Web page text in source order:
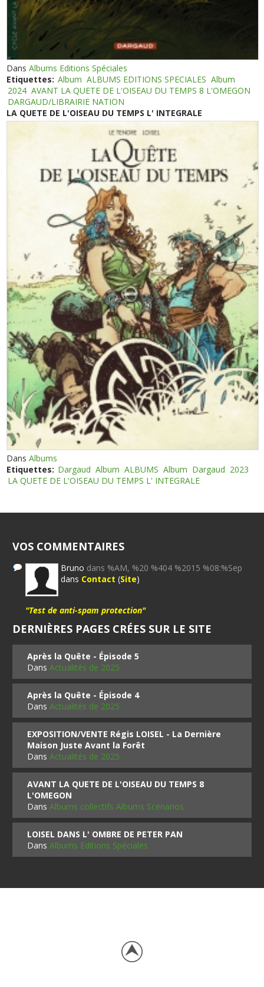
DansAlbums Editions Spéciales
Etiquettes: Album ALBUMS EDITIONS SPECIALES Album
2024 AVANT LA QUETE DE L'OISEAU DU TEMPS 8 L'OMEGON
DARGAUD/LIBRAIRIE NATION
LA QUETE DE L'OISEAU DU TEMPS L' INTEGRALE
DansAlbums
Etiquettes: Dargaud Album ALBUMS Album Dargaud 2023
LA QUETE DE L'OISEAU DU TEMPS L' INTEGRALE
VOS COMMENTAIRES
Bruno dans %AM, %20 %404 %2015 %08:%Sep
dans Contact (Site)
"Test de anti-spam protection"
DERNIÈRES PAGES CRÉES SUR LE SITE
Après la Quête - Épisode 5
DansActualités de 2025
Après la Quête - Épisode 4
DansActualités de 2025
EXPOSITION/VENTE Régis LOISEL - La Dernière
Maison Juste Avant la Forêt
DansActualités de 2025
AVANT LA QUETE DE L'OISEAU DU TEMPS 8
L'OMEGON
DansAlbums collectifs Albums Scénarios
LOISEL DANS L' OMBRE DE PETER PAN
DansAlbums Editions Spéciales